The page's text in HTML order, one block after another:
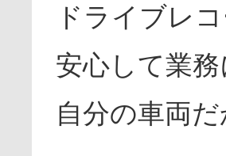
ドライブレ
安心して業
自分の車両